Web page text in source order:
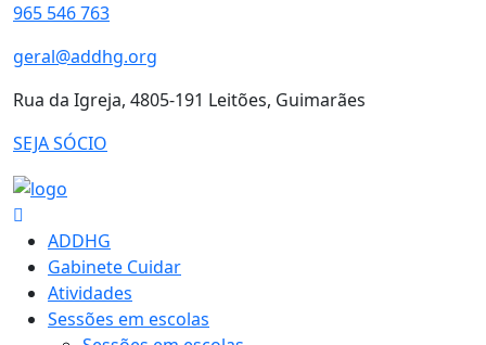
965 546 763
geral@addhg.org
Rua da Igreja, 4805-191 Leitões, Guimarães
SEJA SÓCIO
ADDHG
Gabinete Cuidar
Atividades
Sessões em escolas